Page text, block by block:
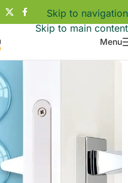
Skip to navigation
Skip to main content
Menu